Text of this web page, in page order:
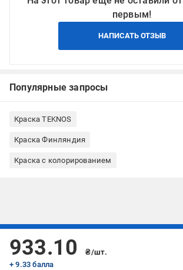
первым!
НАПИСАТЬ ОТЗЫВ
Популярные запросы
Краска TEKNOS
Краска Финляндия
Краска с колорированием
933.10
₴/шт.
+ 9.33 балла
Подписывайтесь, чтобы узнавать
предложениях: